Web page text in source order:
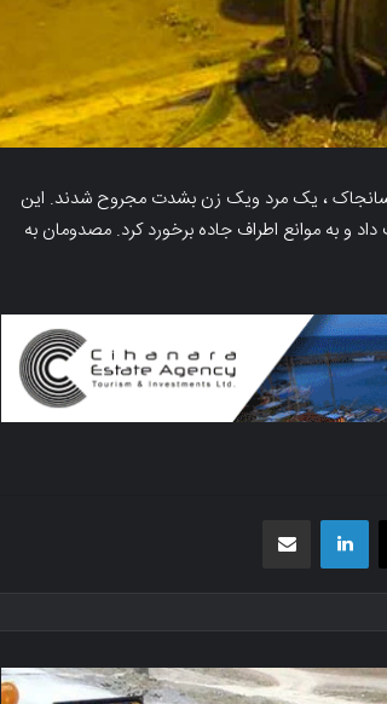
آلسانجاک ، یک مرد ویک زن بشدت مجروح شدند. این
و به موانع اطراف جاده برخورد کرد. مصدومان به
X